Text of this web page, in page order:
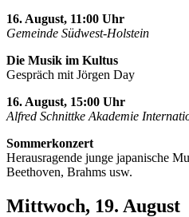
16. August, 11:00 Uhr
Gemeinde Südwest-Holstein
Die Musik im Kultus
Gespräch mit Jörgen Day
16. August, 15:00 Uhr
Alfred Schnittke Akademie
Sommerkonzert
Herausragende junge japanische
Beethoven, Brahms usw.
Mittwoch, 19. August